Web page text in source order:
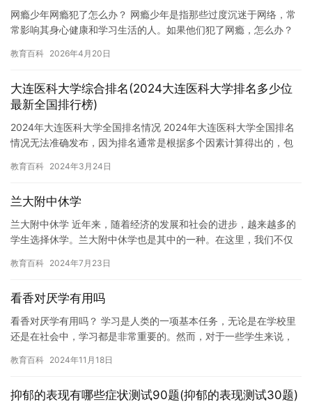
网瘾少年网瘾犯了怎么办？ 网瘾少年是指那些过度沉迷于网络，常
常影响其身心健康和学习生活的人。如果他们犯了网瘾，怎么办？
教育百科 2026年4月20日
大连医科大学综合排名(2024大连医科大学排名多少位
最新全国排行榜)
2024年大连医科大学全国排名情况 2024年大连医科大学全国排名
情况无法准确发布，因为排名通常是根据多个因素计算得出的，包
教育百科 2024年3月24日
兰大附中休学
兰大附中休学 近年来，随着经济的发展和社会的进步，越来越多的
学生选择休学。兰大附中休学也是其中的一种。在这里，我们不仅
变化…
教育百科 2024年7月23日
看香对厌学有用吗
看香对厌学有用吗？ 学习是人类的一项基本任务，无论是在学校里
还是在社会中，学习都是非常重要的。然而，对于一些学生来说，
况下…
教育百科 2024年11月18日
抑郁的表现有哪些症状测试90题(抑郁的表现测试30题)